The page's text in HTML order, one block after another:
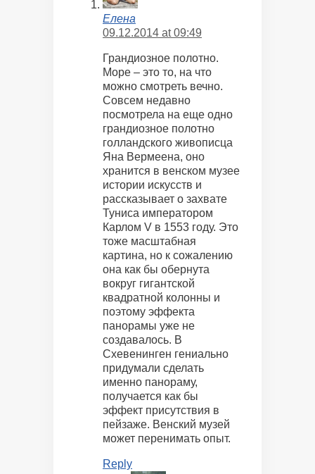
Елена
09.12.2014 at 09:49
Грандиозное полотно.
Море – это то, на что
можно смотреть вечно.
Совсем недавно
посмотрела на еще одно
грандиозное полотно
голландского живописца
Яна Вермеена, оно
хранится в венском музее
истории искусств и
рассказывает о захвате
Туниса императором
Карлом V в 1553 году. Это
тоже масштабная
картина, но к сожалению
она как бы обернута
вокруг гигантской
квадратной колонны и
поэтому эффекта
панорамы уже не
создавалось. В
Схевенинген гениально
придумали сделать
именно панораму,
получается как бы
эффект присутствия в
пейзаже. Венский музей
может перенимать опыт.
Reply